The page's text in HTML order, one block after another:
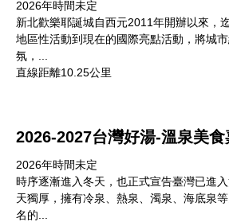
2026年時間未定
新北歡樂耶誕城自西元2011年開辦以來，
地區性活動到現在的國際亮點活動，將城
氛，...
直線距離10.25公里
2026-2027台灣好湯-溫泉美食
2026年時間未定
時序逐漸進入冬天，也正式宣告臺灣已進
天獨厚，擁有冷泉、熱泉、濁泉、海底泉
名的...